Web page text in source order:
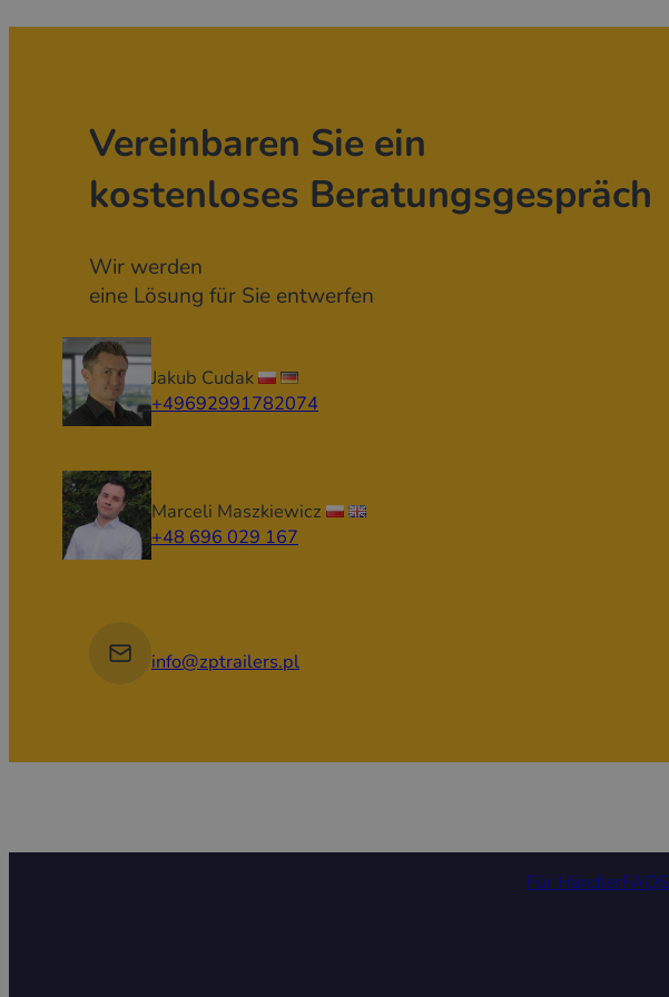
Vereinbaren Sie ein
kostenloses Beratungsgespräch
Wir werden
eine Lösung für Sie entwerfen
Jakub Cudak
+49692991782074
Marceli Maszkiewicz
+48 696 029 167
info@zptrailers.pl
Für HändlerFAQ